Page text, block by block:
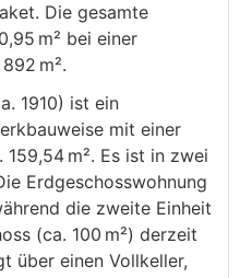
Die gesamte
m² bei einer
m².
1910) ist ein
mit einer
m². Es ist in zwei
Erdgeschosswohnung
die zweite Einheit
(ca. 100 m²) derzeit
über einen Vollkeller,